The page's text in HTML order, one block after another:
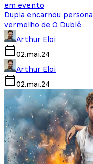
em evento
Dupla encarnou
vermelho de O Dublê
Arthur Eloi
02.mai.24
Arthur Eloi
02.mai.24